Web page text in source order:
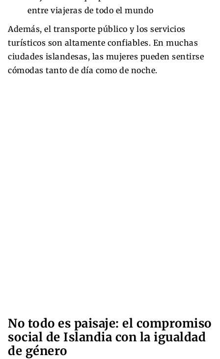
entre viajeras de todo el mundo
Además, el transporte público y los servicios
turísticos son altamente confiables. En muchas
ciudades islandesas, las mujeres pueden sentirse
cómodas tanto de día como de noche.
No todo es paisaje: el compromiso
social de Islandia con la igualdad
de género